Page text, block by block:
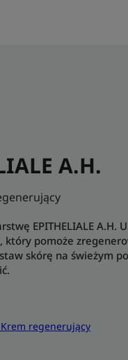
A.H.
EPITHELIALE A.H.
który pomoże
skórę na świeżym
Krem regenerujący